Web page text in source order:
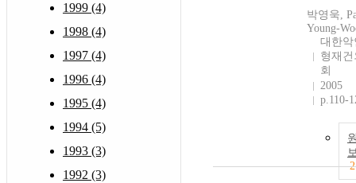
1999 (4)
1998 (4)
1997 (4)
1996 (4)
1995 (4)
1994 (5)
1993 (3)
1992 (3)
박영욱,
Young-
대한
형재
회
2005
p.110-
2